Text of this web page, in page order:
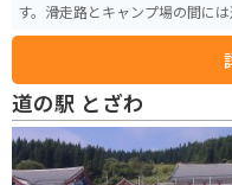
す。滑走路とキャンプ場の間に
を見ることができます。
道の駅 とざわ